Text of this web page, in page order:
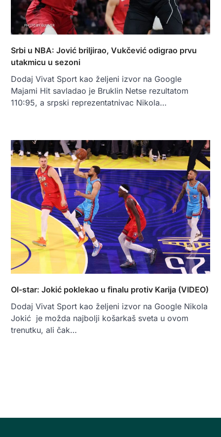
Srbi u NBA: Jović briljirao, Vukčević odigrao prvu
utakmicu u sezoni
Dodaj Vivat Sport kao željeni izvor na Google
Majami Hit savladao je Bruklin Netse rezultatom
110:95, a srpski reprezentatnivac Nikola…
Ol-star: Jokić poklekao u finalu protiv Karija (VIDEO)
Dodaj Vivat Sport kao željeni izvor na Google Nikola
Jokić je možda najbolji košarkaš sveta u ovom
trenutku, ali čak…